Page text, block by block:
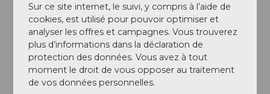
Pour les épicuriens
détente et repos au bord de l’eau
plonger
Sur ce site internet, le suivi, y compris à l’aide de
cookies, est utilisé pour pouvoir optimiser et
analyser les offres et campagnes. Vous trouverez
plus d’informations dans la déclaration de
protection des données. Vous avez à tout
moment le droit de vous opposer au traitement
de vos données personnelles.